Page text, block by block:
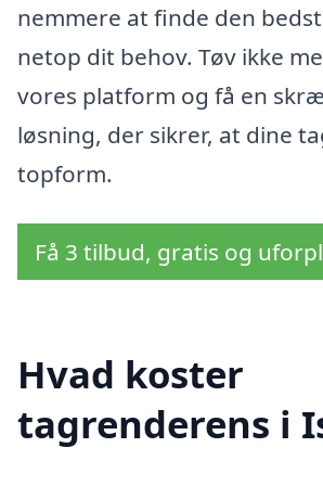
nemmere at finde den
netop dit behov. Tøv ikke
vores platform og få en
løsning, der sikrer, at dine
topform.
Få 3 tilbud, gratis og
Hvad koster
tagrenderens i